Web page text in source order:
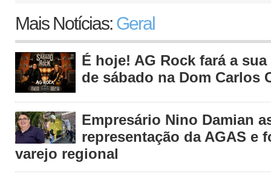
Mais Notícias: Geral
É hoje! AG Rock fará a
de sábado na Dom Carlos
Empresário Nino Damian
representação da AGAS e
varejo regional